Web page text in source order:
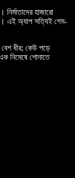
হাজারো
এই অ্যাপ সত্যিই গেম-
ধীর; কেউ পড়ে
নিমেষে শোনাতে